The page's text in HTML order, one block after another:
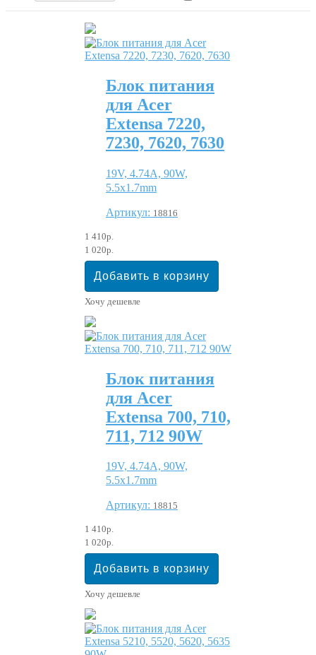
Блок питания
для Acer
Extensa 7220,
7230, 7620, 7630
19V, 4.74A, 90W,
5.5x1.7mm
Артикул: 18816
1 410р.
1 020р.
Хочу дешевле
Блок питания
для Acer
Extensa 700, 710,
711, 712 90W
19V, 4.74A, 90W,
5.5x1.7mm
Артикул: 18815
1 410р.
1 020р.
Хочу дешевле